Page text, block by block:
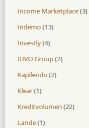
Income Marketplace(3)
Indemo (13)
Investly(4)
IUVO Group(2)
Kapilendo (2)
Klear(1)
Kreditvolumen (22)
Lande(1)